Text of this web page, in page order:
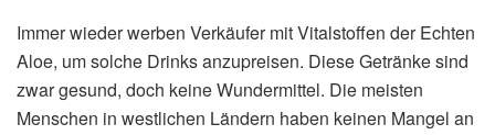
Immer wieder werben Verkäufer mit Vitalstoffen der Echten
Aloe, um solche Drinks anzupreisen. Diese Getränke sind
zwar gesund, doch keine Wundermittel. Die meisten
Menschen in westlichen Ländern haben keinen Mangel an